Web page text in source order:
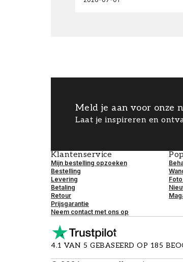
Meld je aan voor onze
Laat je inspireren en
Klantenservice
Mijn bestelling opzoeken
Bestelling
Levering
Betaling
Retour
Prijsgarantie
Neem contact met ons op
4.1 VAN 5 GEBASEERD OP 185